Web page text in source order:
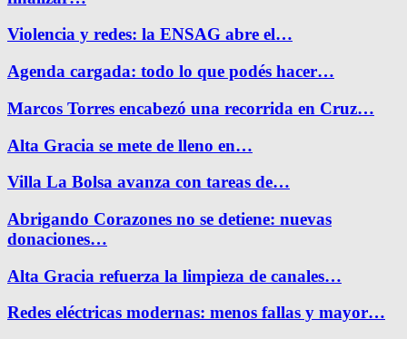
Violencia y redes: la ENSAG abre el…
Agenda cargada: todo lo que podés hacer…
Marcos Torres encabezó una recorrida en Cruz…
Alta Gracia se mete de lleno en…
Villa La Bolsa avanza con tareas de…
Abrigando Corazones no se detiene: nuevas
donaciones…
Alta Gracia refuerza la limpieza de canales…
Redes eléctricas modernas: menos fallas y mayor…